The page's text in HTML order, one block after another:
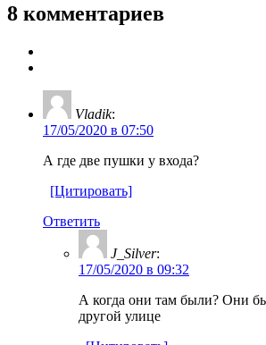
8 комментариев
Vladik:
17/05/2020 в 07:50
А где две пушки у входа?
[Цитировать]
Ответить
J_Silver:
17/05/2020 в 09:32
А когда они там были? Они
другой улице